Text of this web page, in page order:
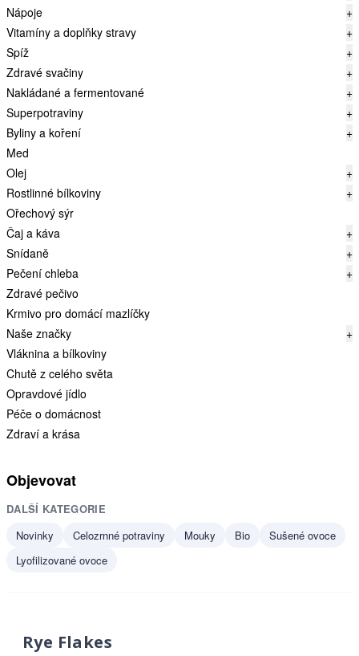
Nápoje
+
Vitamíny a doplňky stravy
+
Spíž
+
Zdravé svačiny
+
Nakládané a fermentované
+
Superpotraviny
+
Byliny a koření
+
Med
Olej
+
Rostlinné bílkoviny
+
Ořechový sýr
Čaj a káva
+
Snídaně
+
Pečení chleba
+
Zdravé pečivo
Krmivo pro domácí mazlíčky
Naše značky
+
Vláknina a bílkoviny
Chutě z celého světa
Opravdové jídlo
Péče o domácnost
Zdraví a krása
Objevovat
DALŠÍ KATEGORIE
Novinky
Celozrnné potraviny Mouky Bio
Sušené ovoce
Lyofilizované ovoce
Rye Flakes